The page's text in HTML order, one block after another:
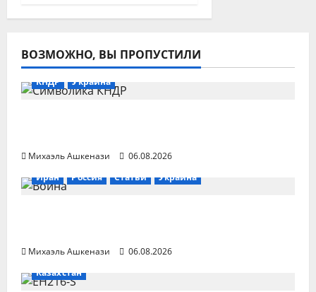
ВОЗМОЖНО, ВЫ ПРОПУСТИЛИ
КНДР Украина
Михаэль Ашкенази
06.08.2026
Иран
Россия Статьи Украина
Михаэль Ашкенази
06.08.2026
Казахстан